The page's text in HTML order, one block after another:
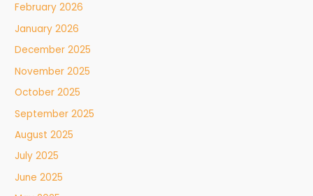
February 2026
January 2026
December 2025
November 2025
October 2025
September 2025
August 2025
July 2025
June 2025